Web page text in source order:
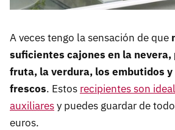
A veces tengo la sensación de que
suficientes cajones en la nevera,
fruta, la verdura, los embutidos
frescos. Estos recipientes son
auxiliaresy puedes guardar de
euros.